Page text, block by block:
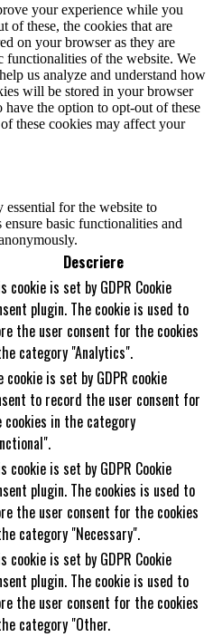
your experience while you
of these, the cookies that are
on your browser as they are
functionalities of the website. We
us analyze and understand how
will be stored in your browser
the option to opt-out of these
these cookies may affect your
essential for the website to
basic functionalities and
Descriere
cookie is set by GDPR Cookie
plugin. The cookie is used to
the user consent for the cookies
category "Analytics".
cookie is set by GDPR cookie
to record the user consent for
cookies in the category
cookie is set by GDPR Cookie
plugin. The cookies is used to
the user consent for the cookies
category "Necessary".
cookie is set by GDPR Cookie
plugin. The cookie is used to
the user consent for the cookies
category "Other.